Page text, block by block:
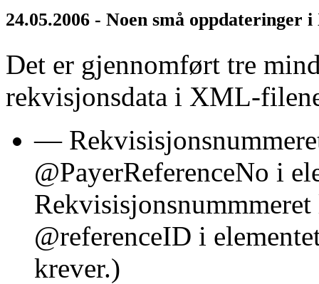
24.05.2006 - Noen små oppdateringer
Det er gjennomført tre
rekvisjonsdata i XML-
—
@PayerReferenceNo i
@referenceID i
krever.)